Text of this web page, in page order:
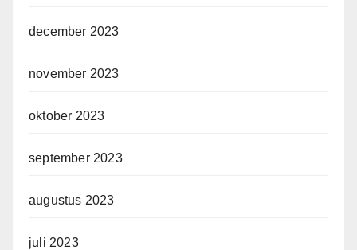
december 2023
november 2023
oktober 2023
september 2023
augustus 2023
juli 2023